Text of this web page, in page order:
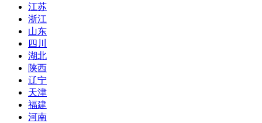
江苏
浙江
山东
四川
湖北
陕西
辽宁
天津
福建
河南